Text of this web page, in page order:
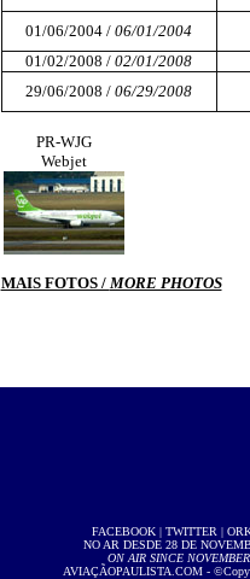
01/06/2004 / 06/01/2004
01/02/2008 / 02/01/2008
29/06/2008 / 06/29/2008
PR-WJG
Webjet
MAIS FOTOS / MORE PHOTOS
FACEBOOK| TWITTER |
NO AR DESDE 28 DE
ON AIR SINCE
AVIAÇÃOPAULISTA.COM -